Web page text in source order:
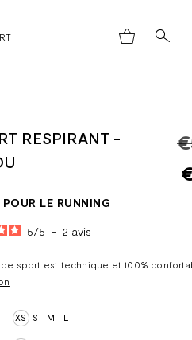
RESPIRANT -
LE RUNNING
5/5 - 2 avis
sport est technique et 100%
XS S M L